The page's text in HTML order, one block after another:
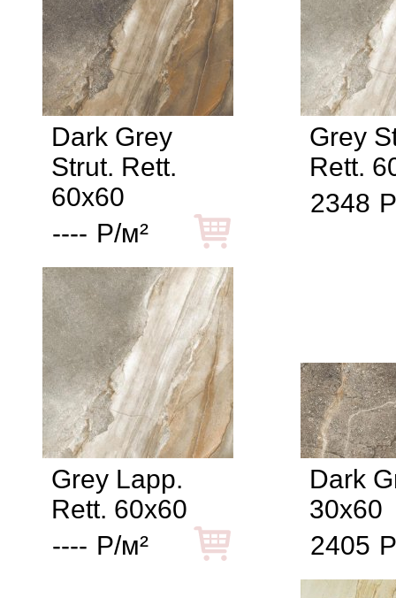
Dark Grey
Strut. Rett.
60x60
---- Р/м²
Grey
Rett.
2348
Grey Lapp.
Rett. 60x60
---- Р/м²
Dark
30x60
2405